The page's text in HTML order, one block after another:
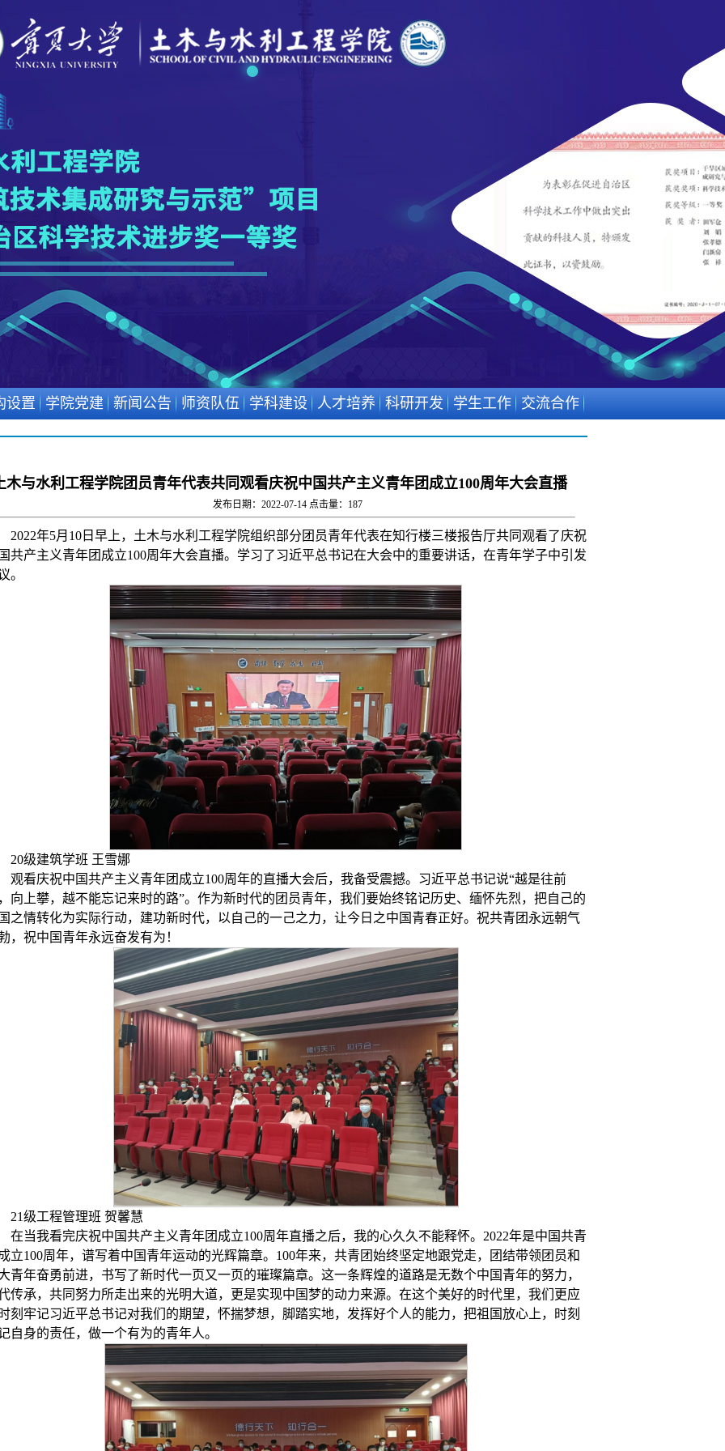
设置 学院党建 新闻公告 师资队伍 学科建设 人才培养 科研开发 学生工作 交流合作
木与水利工程学院团员青年代表共同观看庆祝中国共产主义青年团成立100周年大会直播
发布日期：2022-07-14 点击量： 187
2022年5月10日早上，土木与水利工程学院组织部分团员青年代表在知行楼三楼报告厅共同观看了庆祝
共产主义青年团成立100周年大会直播。学习了习近平总书记在大会中的重要讲话，在青年学子中引发
。
20级建筑学班 王雪娜
观看庆祝中国共产主义青年团成立100周年的直播大会后，我备受震撼。习近平总书记说“越是往前
向上攀，越不能忘记来时的路”。作为新时代的团员青年，我们要始终铭记历史、缅怀先烈，把自己的
之情转化为实际行动，建功新时代，以自己的一己之力，让今日之中国青春正好。祝共青团永远朝气
，祝中国青年永远奋发有为！
21级工程管理班 贺馨慧
在当我看完庆祝中国共产主义青年团成立100周年直播之后，我的心久久不能释怀。2022年是中国共青
立100周年，谱写着中国青年运动的光辉篇章。100年来，共青团始终坚定地跟党走，团结带领团员和
青年奋勇前进，书写了新时代一页又一页的璀璨篇章。这一条辉煌的道路是无数个中国青年的努力，
传承，共同努力所走出来的光明大道，更是实现中国梦的动力来源。在这个美好的时代里，我们更应
刻牢记习近平总书记对我们的期望，怀揣梦想，脚踏实地，发挥好个人的能力，把祖国放心上，时刻
自身的责任，做一个有为的青年人。